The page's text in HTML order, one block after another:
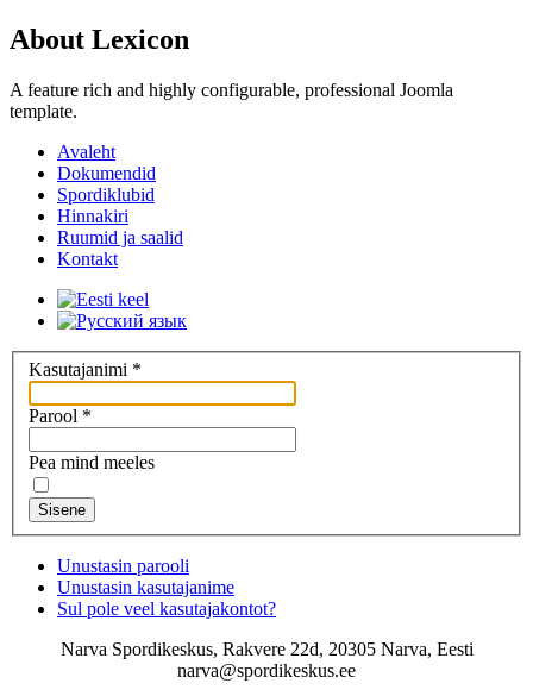
About Lexicon
A feature rich and highly configurable, professional Joomla
template.
Avaleht
Dokumendid
Spordiklubid
Hinnakiri
Ruumid ja saalid
Kontakt
Kasutajanimi *
Parool *
Pea mind meeles
Sisene
Unustasin parooli
Unustasin kasutajanime
Sul pole veel kasutajakontot?
Narva Spordikeskus, Rakvere 22d, 20305 Narva, Eesti
narva@spordikeskus.ee